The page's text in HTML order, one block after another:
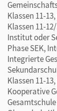
Klassen 11-
Klassen 11-
Institut oder
Phase SEK,
Integrierte
Klassen 11-
Kooperative